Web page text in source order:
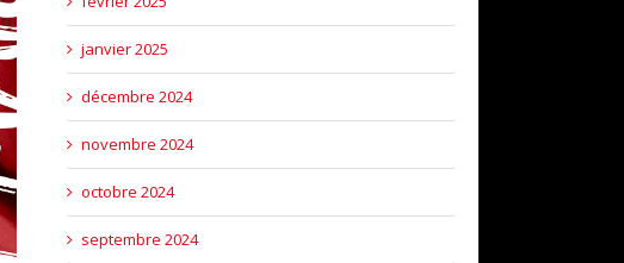
janvier 2025
décembre 2024
novembre 2024
octobre 2024
septembre 2024